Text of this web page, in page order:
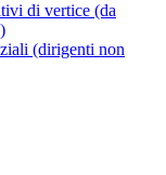
di vertice (da
(dirigenti non